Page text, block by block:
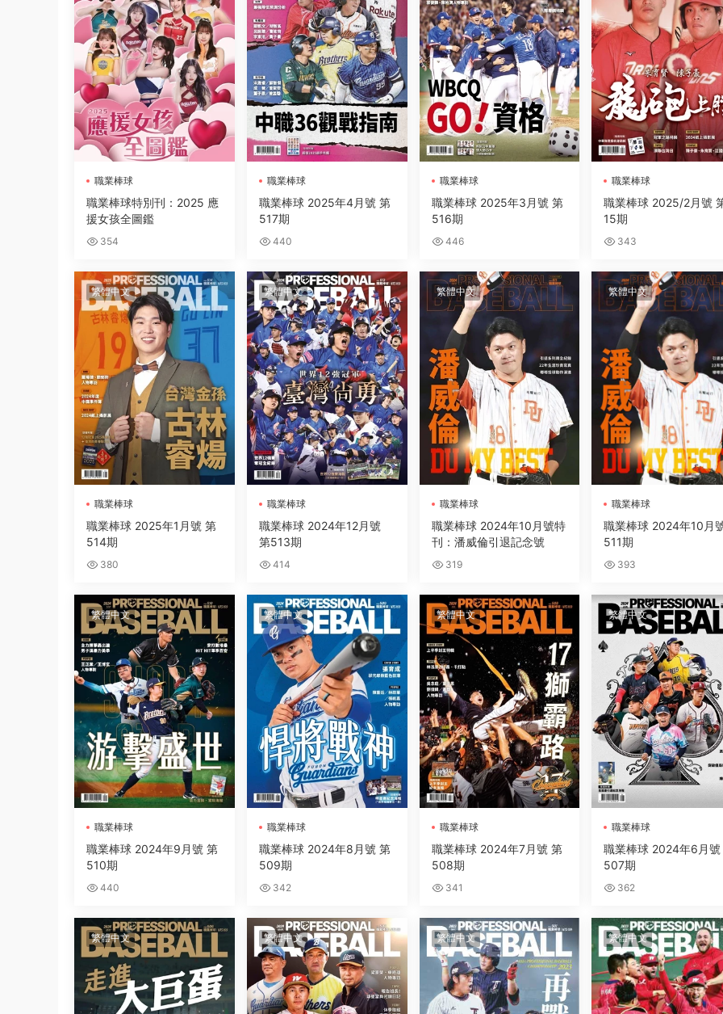
職業棒球
職業棒球特別刊：2025 應
援女孩全圖鑑
354
職業棒球
職業棒球 2025年4月號 第
517期
440
職業棒球
職業棒球 2025年3月號 第
516期
446
職業棒球
職業棒球 2025/2月號
15期
343
繁體中文
職業棒球
職業棒球 2025年1月號 第
514期
380
繁體中文
職業棒球
職業棒球 2024年12月號
第513期
414
繁體中文
職業棒球
職業棒球 2024年10月號特
刊：潘威倫引退記念號
319
繁體中文
職業棒球
職業棒球 2024年10月
511期
393
繁體中文
職業棒球
職業棒球 2024年9月號 第
510期
440
繁體中文
職業棒球
職業棒球 2024年8月號 第
509期
342
繁體中文
職業棒球
職業棒球 2024年7月號 第
508期
341
繁體中文
職業棒球
職業棒球 2024年6月號
507期
362
繁體中文 繁體中文 繁體中文 繁體中文